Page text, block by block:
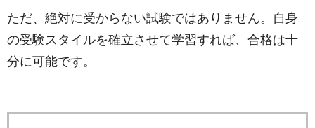
ただ、絶対に受からない試験ではありません。自身
の受験スタイルを確立させて学習すれば、合格は十
分に可能です。